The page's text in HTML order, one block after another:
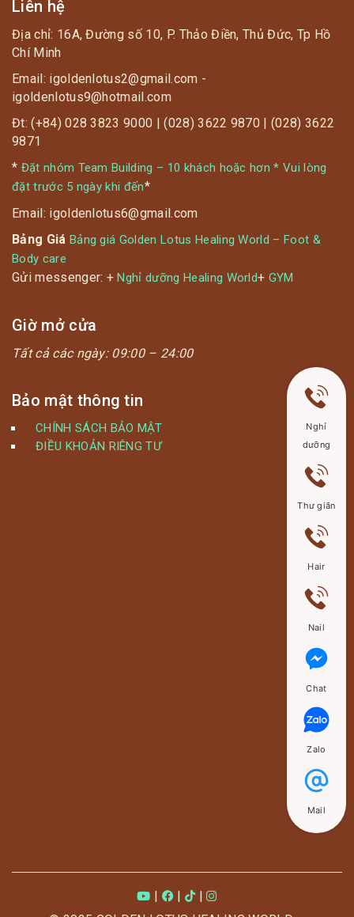
Liên hệ
Địa chỉ: 16A, Đường số 10, P. Thảo Điền, Thủ Đức, Tp Hồ
Chí Minh
Email: igoldenlotus2@gmail.com -
igoldenlotus9@hotmail.com
Đt: (+84) 028 3823 9000 | (028) 3622 9870 | (028) 3622
9871
* Đặt nhóm Team Building – 10 khách hoặc hơn * Vui lòng
đặt trước 5 ngày khi đến*
Email: igoldenlotus6@gmail.com
Bảng Giá Bảng giá Golden Lotus Healing World – Foot &
Body care
Gửi messenger: +Nghỉ dưỡng Healing World+ GYM
Giờ mở cửa
Tất cả các ngày: 09:00 – 24:00
Bảo mật thông tin
CHÍNH SÁCH BẢO MẬT
ĐIỀU KHOẢN RIÊNG TƯ
| |
|
Nghỉ
dưỡng
Thư giãn
Hair
Nail
Chat
Zalo
Mail